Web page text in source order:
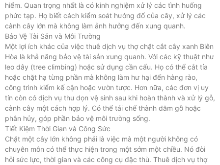
hiểm. Quan trọng nhất là có kinh nghiệm xử lý các tình huống
phức tạp. Họ biết cách kiểm soát hướng đổ của cây, xử lý các
cành cây lớn mà không làm ảnh hưởng đến xung quanh.
Bảo Vệ Tài Sản và Môi Trường
Một lợi ích khác của việc thuê dịch vụ thợ chặt cắt cây xanh Biên
Hòa là khả năng bảo vệ tài sản xung quanh. Với các kỹ thuật như
leo dây (tree climbing) hoặc sử dụng cần cẩu. Họ có thể cắt tỉa
hoặc chặt hạ từng phần mà không làm hư hại đến hàng rào,
công trình kiểm kế cận hoặc vườn tược. Hơn nữa, các đơn vị uy
tín còn có dịch vụ thu dọn vệ sinh sau khi hoàn thành và xử lý gỗ,
cành cây một cách hợp lý. Có thể tái chế thành dăm gỗ hoặc
phân hủy, góp phần bảo vệ môi trường sống.
Tiết Kiệm Thời Gian và Công Sức
Chặt một cây lớn không phải là việc mà một người không có
chuyên môn có thể thực hiện trong một sớm một chiều. Nó đòi
hỏi sức lực, thời gian và các công cụ đặc thù. Thuê dịch vụ thợ